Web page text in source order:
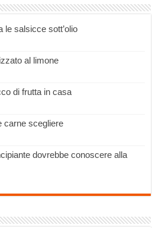
le salsicce sott’olio
al limone
di frutta in casa
carne scegliere
dovrebbe conoscere alla